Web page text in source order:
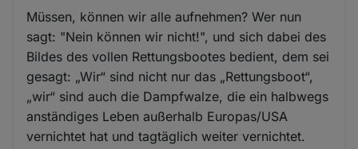
Müssen, können wir alle aufnehmen? Wer nun
sagt: "Nein können wir nicht!", und sich dabei des
Bildes des vollen Rettungsbootes bedient, dem sei
gesagt: „Wir“ sind nicht nur das „Rettungsboot“,
„wir“ sind auch die Dampfwalze, die ein halbwegs
anständiges Leben außerhalb Europas/USA
vernichtet hat und tagtäglich weiter vernichtet.